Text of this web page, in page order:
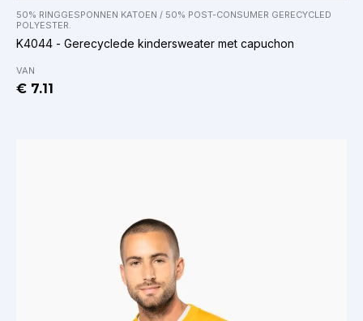
50% RINGGESPONNEN KATOEN / 50% POST-CONSUMER GERECYCLED
POLYESTER.
K4044 - Gerecyclede kindersweater met capuchon
VAN
€ 7.11